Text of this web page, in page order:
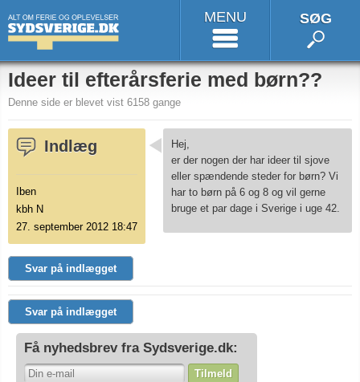
MENU SØG
Ideer til efterårsferie med børn??
Denne side er blevet vist 6158 gange
Indlæg
Iben
kbh N
27. september 2012 18:47
Hej,
er der nogen der har ideer til sjove
eller spændende steder for børn? Vi
har to børn på 6 og 8 og vil gerne
bruge et par dage i Sverige i uge 42.
Svar på indlægget
Svar på indlægget
Få nyhedsbrev fra Sydsverige.dk:
Tilmeld